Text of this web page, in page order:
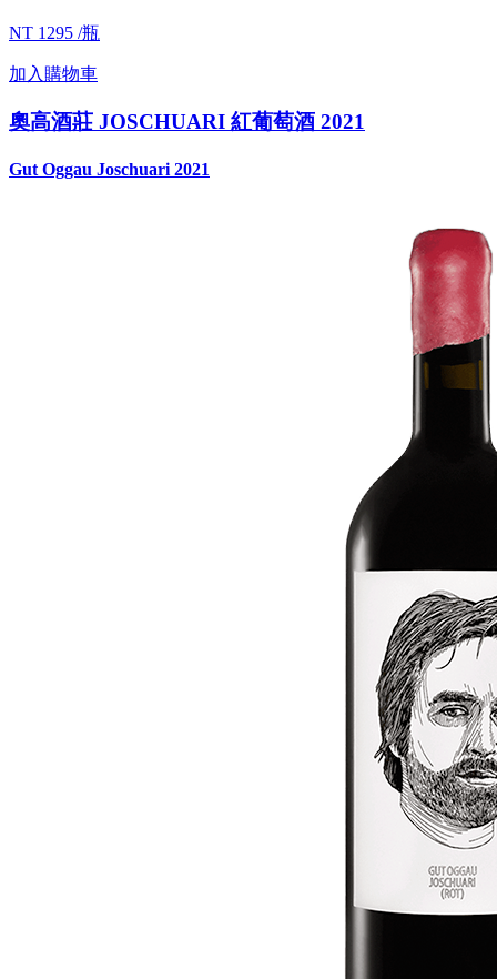
NT 1295 /瓶
加入購物車
奧高酒莊 JOSCHUARI 紅葡萄酒 2021
Gut Oggau Joschuari 2021